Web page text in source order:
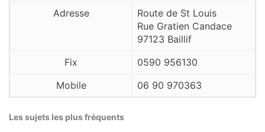
Adresse
Route de St Louis
Rue Gratien Candace
97123 Baillif
Fix
0590 956130
Mobile
06 90 970363
Les sujets les plus fréquents